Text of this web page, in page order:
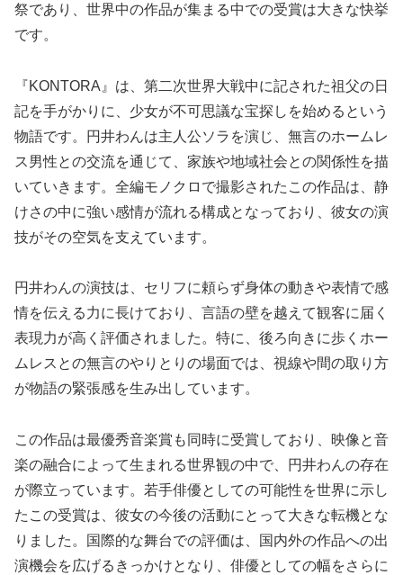
祭であり、世界中の作品が集まる中での受賞は大きな快挙
です。
『KONTORA』は、第二次世界大戦中に記された祖父の日
記を手がかりに、少女が不可思議な宝探しを始めるという
物語です。円井わんは主人公ソラを演じ、無言のホームレ
ス男性との交流を通じて、家族や地域社会との関係性を描
いていきます。全編モノクロで撮影されたこの作品は、静
けさの中に強い感情が流れる構成となっており、彼女の演
技がその空気を支えています。
円井わんの演技は、セリフに頼らず身体の動きや表情で感
情を伝える力に長けており、言語の壁を越えて観客に届く
表現力が高く評価されました。特に、後ろ向きに歩くホー
ムレスとの無言のやりとりの場面では、視線や間の取り方
が物語の緊張感を生み出しています。
この作品は最優秀音楽賞も同時に受賞しており、映像と音
楽の融合によって生まれる世界観の中で、円井わんの存在
が際立っています。若手俳優としての可能性を世界に示し
たこの受賞は、彼女の今後の活動にとって大きな転機とな
りました。国際的な舞台での評価は、国内外の作品への出
演機会を広げるきっかけとなり、俳優としての幅をさらに